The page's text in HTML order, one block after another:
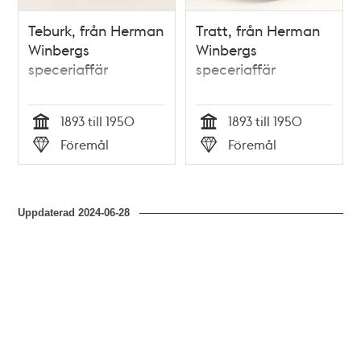
Teburk, från Herman
Winbergs
speceriaffär
Tid
1893 till 1950
Typ
Föremål
Tratt, från Herman
Winbergs
speceriaffär
Tid
1893 till 1950
Typ
Föremål
Uppdaterad2024-06-28